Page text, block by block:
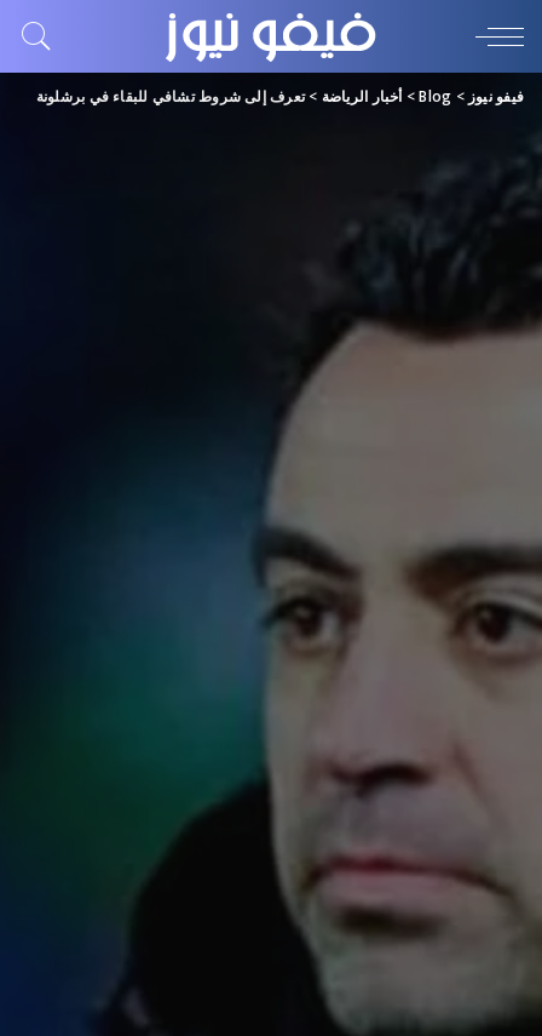
فيفو نيوز >
Blog
>أخبار الرياضة >تعرف إلى شروط تشافي للبقاء في برشلونة